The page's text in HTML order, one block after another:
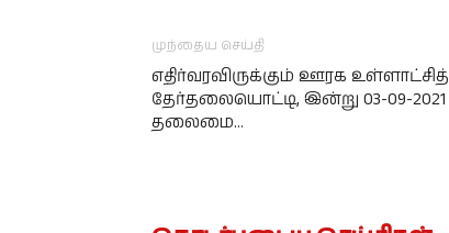
முந்தைய செய்தி
எதிர்வரவிருக்கும் ஊரக உள்ளாட்சித்
தேர்தலையொட்டி, இன்று 03-09-2021
தலைமை…